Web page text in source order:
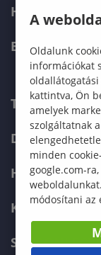
ERASMUS+
HÍREK
KAPCSOLAT
SOPRONI
A
Oldalunk
információkat
kattintva, Ön
amelyek
szolgáltatnak
minden
google.com-
módosítani az